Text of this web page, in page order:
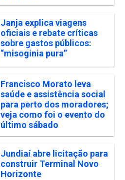
Janja explica viagens
oficiais e rebate críticas
sobre gastos públicos:
“misoginia pura”
Francisco Morato leva
saúde e assistência social
para perto dos moradores;
veja como foi o evento do
último sábado
Jundiaí abre licitação para
construir Terminal Novo
Horizonte